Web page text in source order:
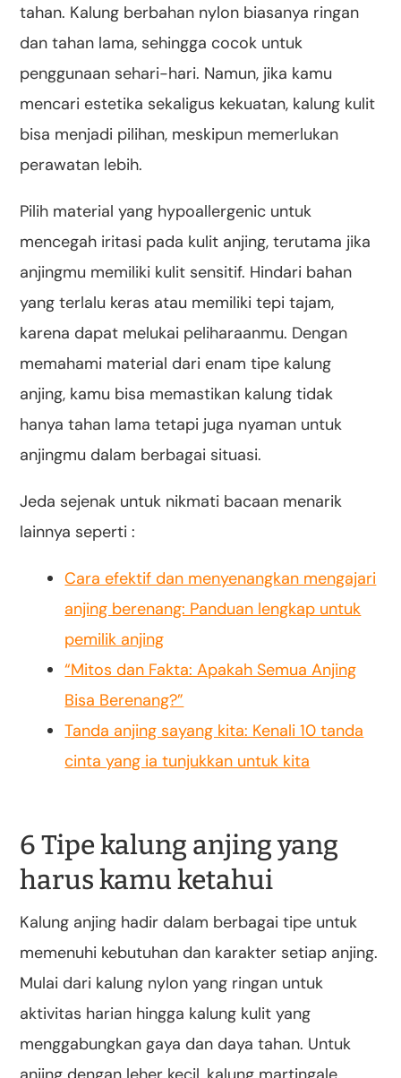
tahan. Kalung berbahan nylon biasanya ringan
dan tahan lama, sehingga cocok untuk
penggunaan sehari-hari. Namun, jika kamu
mencari estetika sekaligus kekuatan, kalung kulit
bisa menjadi pilihan, meskipun memerlukan
perawatan lebih.
Pilih material yang hypoallergenic untuk
mencegah iritasi pada kulit anjing, terutama jika
anjingmu memiliki kulit sensitif. Hindari bahan
yang terlalu keras atau memiliki tepi tajam,
karena dapat melukai peliharaanmu. Dengan
memahami material dari enam tipe kalung
anjing, kamu bisa memastikan kalung tidak
hanya tahan lama tetapi juga nyaman untuk
anjingmu dalam berbagai situasi.
Jeda sejenak untuk nikmati bacaan menarik
lainnya seperti :
Cara efektif dan menyenangkan mengajari
anjing berenang: Panduan lengkap untuk
pemilik anjing
“Mitos dan Fakta: Apakah Semua Anjing
Bisa Berenang?”
Tanda anjing sayang kita: Kenali 10 tanda
cinta yang ia tunjukkan untuk kita
6 Tipe kalung anjing yang
harus kamu ketahui
Kalung anjing hadir dalam berbagai tipe untuk
memenuhi kebutuhan dan karakter setiap anjing.
Mulai dari kalung nylon yang ringan untuk
aktivitas harian hingga kalung kulit yang
menggabungkan gaya dan daya tahan. Untuk